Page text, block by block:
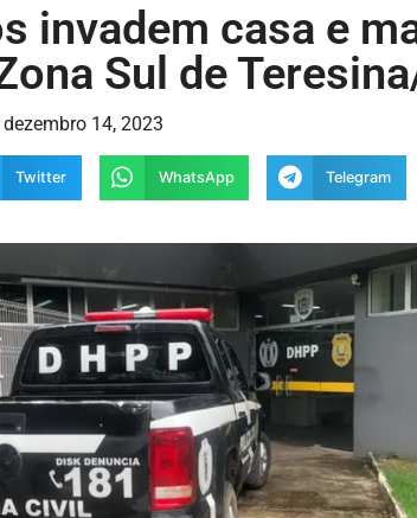
invadem casa e
Sul de
dezembro 14, 2023
Twitter WhatsApp Telegram